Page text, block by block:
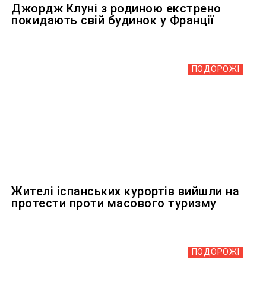
Джордж Клуні з родиною екстрено
покидають свій будинок у Франції
ПОДОРОЖІ
Жителі іспанських курортів вийшли на
протести проти масового туризму
ПОДОРОЖІ